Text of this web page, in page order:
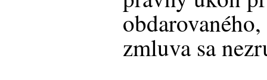
zmluva sa